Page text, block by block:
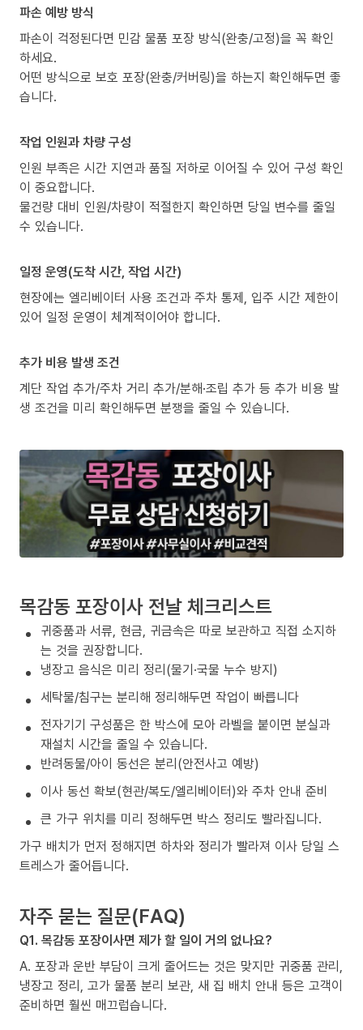
파손 예방 방식
파손이 걱정된다면 민감 물품 포장 방식(완충/고정)을 꼭 확인
하세요.
어떤 방식으로 보호 포장(완충/커버링)을 하는지 확인해두면 좋
습니다.
작업 인원과 차량 구성
인원 부족은 시간 지연과 품질 저하로 이어질 수 있어 구성 확인
이 중요합니다.
물건량 대비 인원/차량이 적절한지 확인하면 당일 변수를 줄일
수 있습니다.
일정 운영(도착 시간, 작업 시간)
현장에는 엘리베이터 사용 조건과 주차 통제, 입주 시간 제한이
있어 일정 운영이 체계적이어야 합니다.
추가 비용 발생 조건
계단 작업 추가/주차 거리 추가/분해·조립 추가 등 추가 비용 발
생 조건을 미리 확인해두면 분쟁을 줄일 수 있습니다.
목감동 포장이사 전날 체크리스트
귀중품과 서류, 현금, 귀금속은 따로 보관하고 직접 소지하
는 것을 권장합니다.
냉장고 음식은 미리 정리(물기·국물 누수 방지)
세탁물/침구는 분리해 정리해두면 작업이 빠릅니다
전자기기 구성품은 한 박스에 모아 라벨을 붙이면 분실과
재설치 시간을 줄일 수 있습니다.
반려동물/아이 동선은 분리(안전사고 예방)
이사 동선 확보(현관/복도/엘리베이터)와 주차 안내 준비
큰 가구 위치를 미리 정해두면 박스 정리도 빨라집니다.
가구 배치가 먼저 정해지면 하차와 정리가 빨라져 이사 당일 스
트레스가 줄어듭니다.
자주 묻는 질문(FAQ)
Q1. 목감동 포장이사면 제가 할 일이 거의 없나요?
A. 포장과 운반 부담이 크게 줄어드는 것은 맞지만 귀중품 관리,
냉장고 정리, 고가 물품 분리 보관, 새 집 배치 안내 등은 고객이
준비하면 훨씬 매끄럽습니다.